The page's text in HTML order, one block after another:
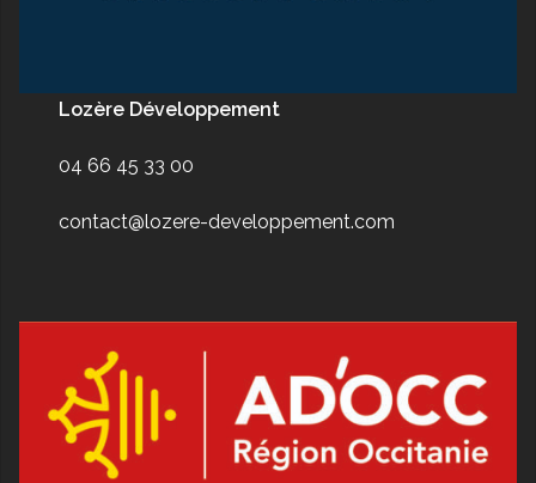
Lozère Développement
04 66 45 33 00
contact@lozere-developpement.com